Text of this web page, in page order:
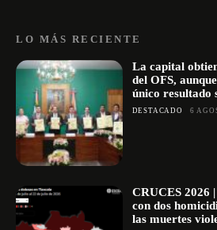
LO MÁS RECIENTE
La capital
del OFS,
único resultado
DESTACADO 6
CRUCES 2026
con dos
las muertes